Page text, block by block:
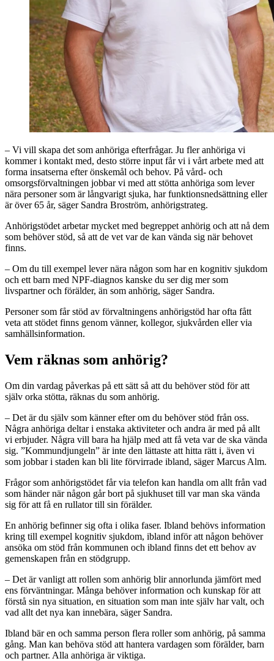
– Vi vill skapa det som anhöriga efterfrågar. Ju fler anhöriga vi
kommer i kontakt med, desto större input får vi i vårt arbete med att
forma insatserna efter önskemål och behov. På vård- och
omsorgsförvaltningen jobbar vi med att stötta anhöriga som lever
nära personer som är långvarigt sjuka, har funktionsnedsättning eller
är över 65 år, säger Sandra Broström, anhörigstrateg.
Anhörigstödet arbetar mycket med begreppet anhörig och att nå dem
som behöver stöd, så att de vet var de kan vända sig när behovet
finns.
– Om du till exempel lever nära någon som har en kognitiv sjukdom
och ett barn med NPF-diagnos kanske du ser dig mer som
livspartner och förälder, än som anhörig, säger Sandra.
Personer som får stöd av förvaltningens anhörigstöd har ofta fått
veta att stödet finns genom vänner, kollegor, sjukvården eller via
samhällsinformation.
Vem räknas som anhörig?
Om din vardag påverkas på ett sätt så att du behöver stöd för att
själv orka stötta, räknas du som anhörig.
– Det är du själv som känner efter om du behöver stöd från oss.
Några anhöriga deltar i enstaka aktiviteter och andra är med på allt
vi erbjuder. Några vill bara ha hjälp med att få veta var de ska vända
sig. ”Kommundjungeln” är inte den lättaste att hitta rätt i, även vi
som jobbar i staden kan bli lite förvirrade ibland, säger Marcus Alm.
Frågor som anhörigstödet får via telefon kan handla om allt från vad
som händer när någon går bort på sjukhuset till var man ska vända
sig för att få en rullator till sin förälder.
En anhörig befinner sig ofta i olika faser. Ibland behövs information
kring till exempel kognitiv sjukdom, ibland inför att någon behöver
ansöka om stöd från kommunen och ibland finns det ett behov av
gemenskapen från en stödgrupp.
– Det är vanligt att rollen som anhörig blir annorlunda jämfört med
ens förväntningar. Många behöver information och kunskap för att
förstå sin nya situation, en situation som man inte själv har valt, och
vad allt det nya kan innebära, säger Sandra.
Ibland bär en och samma person flera roller som anhörig, på samma
gång. Man kan behöva stöd att hantera vardagen som förälder, barn
och partner. Alla anhöriga är viktiga.